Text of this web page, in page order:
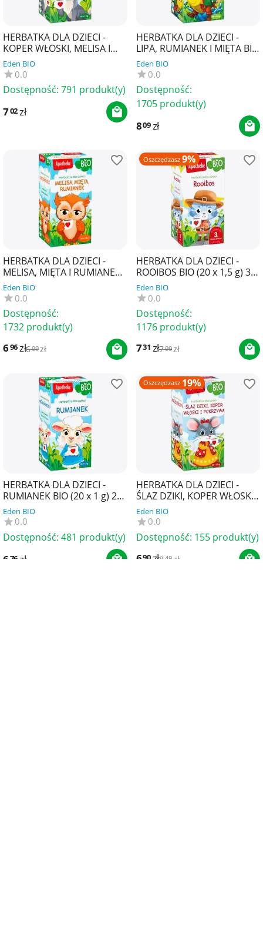
HERBATKA DLA DZIECI -
KOPER WŁOSKI, MELISA I
MIĘTA BIO (20 x 1,5 g) 30 g -
APOTHEKE
Eden BIO
0.0
Dostępność: 791 produkt(y)
702zł
HERBATKA DLA DZIECI -
LIPA, RUMIANEK I MIĘTA BIO
(20 x 1,5 g) 30 g -APOTHEKE
Eden BIO
0.0
Dostępność:
1705 produkt(y)
809zł
HERBATKA DLA DZIECI -
MELISA, MIĘTA I RUMIANEK
BIO (20 x 1,5 g) 30 g -
APOTHEKE
Eden BIO
0.0
Dostępność:
1732 produkt(y)
696zł699zł
Oszczędzasz 9%
HERBATKA DLA DZIECI -
ROOIBOS BIO (20 x 1,5 g) 30
g - APOTHEKE
Eden BIO
0.0
Dostępność:
1176 produkt(y)
731 zł799zł
HERBATKA DLA DZIECI -
RUMIANEK BIO (20 x 1 g) 20
g - APOTHEKE
Eden BIO
0.0
Dostępność: 481 produkt(y)
676 zł
Oszczędzasz 19%
HERBATKA DLA DZIECI -
ŚLAZ DZIKI, KOPER WŁOSKI I
POKRZYWA BIO (20 x 1,5 g)
30 g - APOTHEKE
Eden BIO
0.0
Dostępność: 155 produkt(y)
690 zł8 49 zł